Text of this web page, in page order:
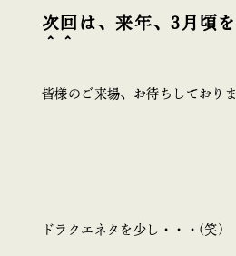
次回は、来年、3月頃
皆様のご来場、お待ちしておりま
ドラクエネタを少し・・・(笑)